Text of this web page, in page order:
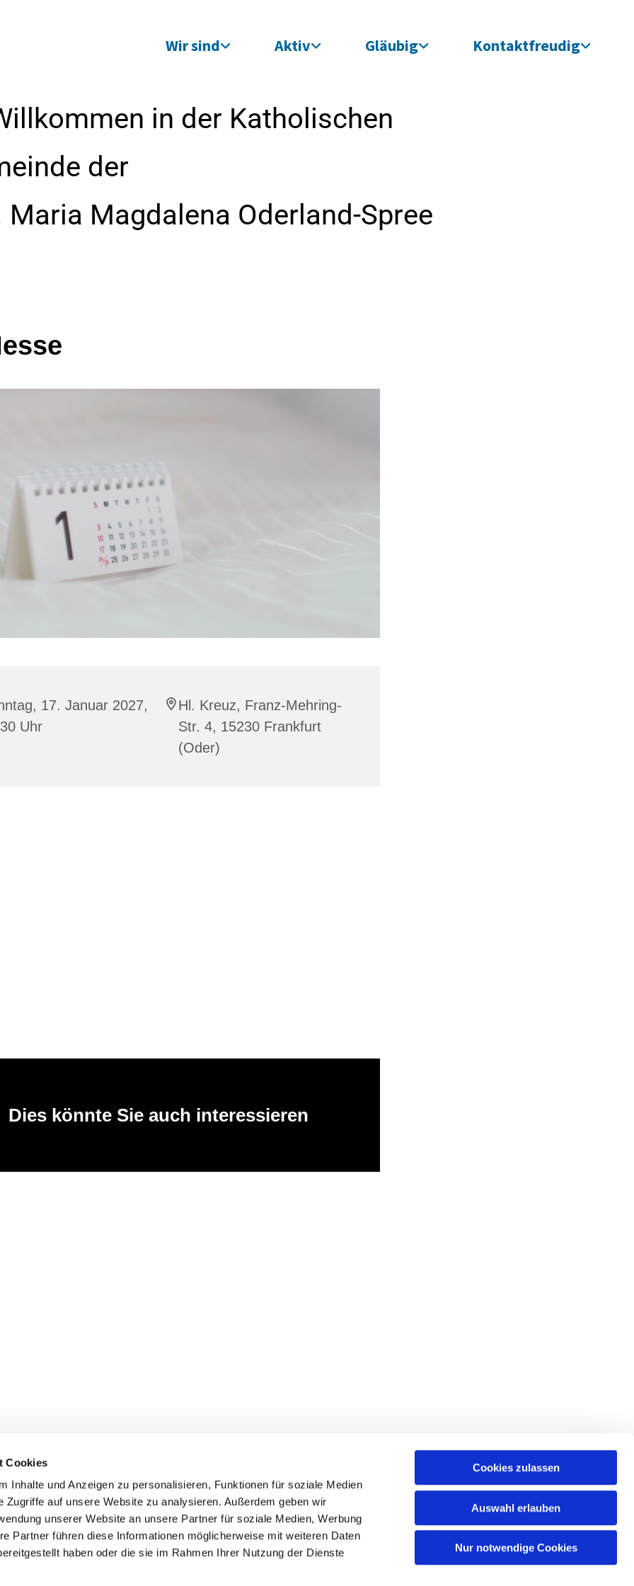
Cookies
Inhalte und Anzeigen zu personalisieren, Funktionen für soziale Medien
Zugriffe auf unsere Website zu analysieren. Außerdem geben wir
unserer Website an unsere Partner für soziale Medien, Werbung
Partner führen diese Informationen möglicherweise mit weiteren Daten
haben oder die sie im Rahmen Ihrer Nutzung der Dienste
Cookies zulassen
Auswahl erlauben
Nur notwendige Cookies
Wir sind Aktiv Gläubig Kontaktfreudig
in der Katholischen
der
Magdalena Oderland-Spree
17. Januar 2027,
Uhr
Hl. Kreuz, Franz-Mehring-
Str. 4, 15230 Frankfurt
(Oder)
Dies könnte Sie auch interessieren
St. Maria Magdalena Oderland-Spree